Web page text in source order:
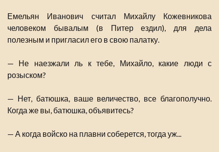
Емельян Иванович считал Михайлу Кожевникова
человеком бывалым (в Питер ездил), для дела
полезным и пригласил его в свою палатку.
— Не наезжали ль к тебе, Михайло, какие люди с
розыском?
— Нет, батюшка, ваше величество, все благополучно.
Когда же вы, батюшка, объявитесь?
— А когда войско на плавни соберется, тогда уж...